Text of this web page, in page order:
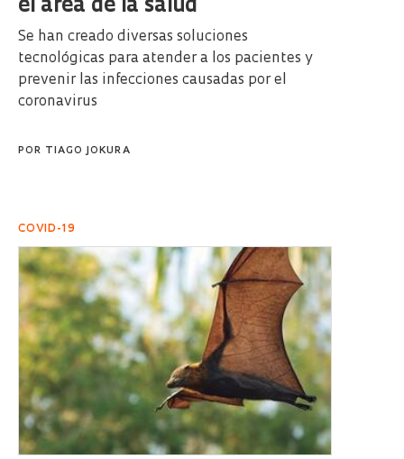
el área de la salud
Se han creado diversas soluciones
tecnológicas para atender a los pacientes y
prevenir las infecciones causadas por el
coronavirus
POR TIAGO JOKURA
COVID-19